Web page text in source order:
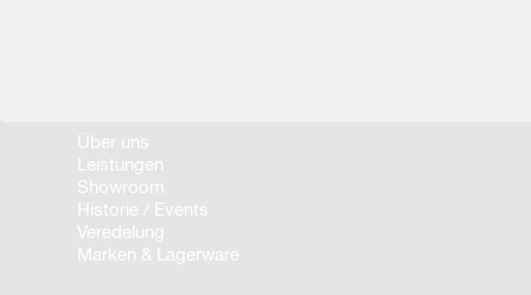
Über uns
Leistungen
Showroom
Historie / Events
Veredelung
Marken & Lagerware